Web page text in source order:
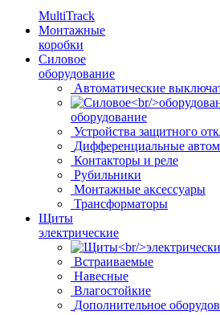
MultiTrack
Монтажные
коробки
Силовое
оборудование
Автоматические
оборудование
Устройства защитного
Дифференциальные
Контакторы и реле
Рубильники
Монтажные аксессуары
Трансформаторы
Щиты
электрические
Встраиваемые
Навесные
Влагостойкие
Дополнительное